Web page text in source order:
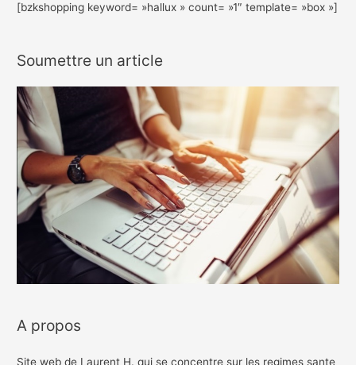
[bzkshopping keyword= »hallux » count= »1″ template= »box »]
Soumettre un article
A propos
Site web de Laurent H. qui se concentre sur les regimes sante